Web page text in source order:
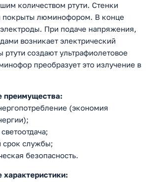
количеством ртути. Стенки
покрыты люминофором. В конце
При подаче напряжения,
возникает электрический
ртути создают ультрафиолетовое
преобразует это излучение в
преимущества:
(экономия
срок службы;
безопасность.